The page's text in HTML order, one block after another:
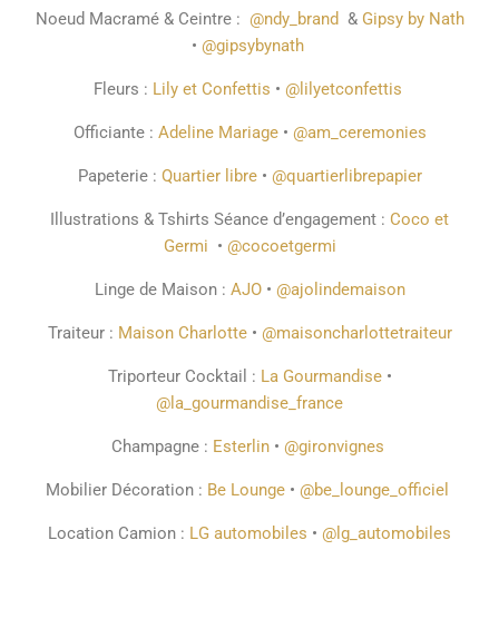
Noeud Macramé & Ceintre : @ndy_brand & Gipsy by Nath
• @gipsybynath
Fleurs : Lily et Confettis • @lilyetconfettis
Officiante : Adeline Mariage• @am_ceremonies
Papeterie : Quartier libre• @quartierlibrepapier
Illustrations & Tshirts Séance d’engagement : Coco et
Germi • @cocoetgermi
Linge de Maison : AJO• @ajolindemaison
Traiteur : Maison Charlotte• @maisoncharlottetraiteur
Triporteur Cocktail : La Gourmandise•
@la_gourmandise_france
Champagne : Esterlin• @gironvignes
Mobilier Décoration : Be Lounge • @be_lounge_officiel
Location Camion : LG automobiles • @lg_automobiles